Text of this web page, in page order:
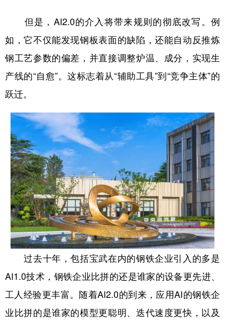
但是，AI2.0的介入将带来规则的彻底改写。例
如，它不仅能发现钢板表面的缺陷，还能自动反推炼
钢工艺参数的偏差，并直接调整炉温、成分，实现生
产线的“自愈”。这标志着从“辅助工具”到“竞争主体”的
跃迁。
过去十年，包括宝武在内的钢铁企业引入的多是
AI1.0技术，钢铁企业比拼的还是谁家的设备更先进、
工人经验更丰富。随着AI2.0的到来，应用AI的钢铁企
业比拼的是谁家的模型更聪明、迭代速度更快，以及